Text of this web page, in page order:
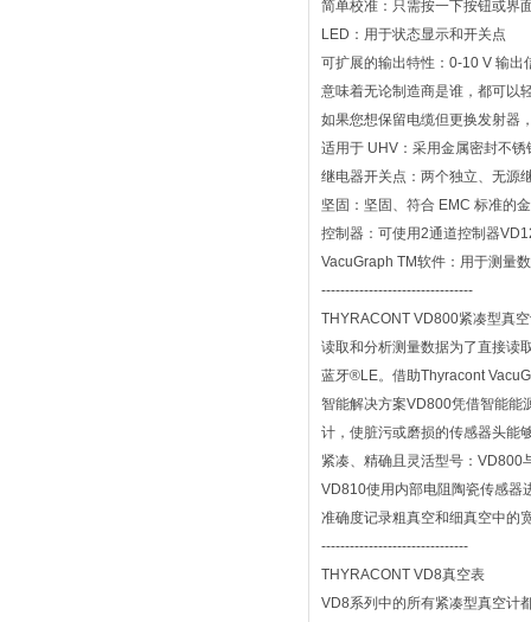
简单校准：只需按一下按钮或界
LED：用于状态显示和开关点
可扩展的输出特性：0-10 V 输出
意味着无论制造商是谁，都可以
如果您想保留电缆但更换发射器
适用于 UHV：采用金属密封不
继电器开关点：两个独立、无源
坚固：坚固、符合 EMC 标准的
控制器：可使用2通道控制器
VacuGraph TM软件：用于测量
--------------------------------
THYRACONT VD800紧凑型真
读取和分析测量数据为了直接读
蓝牙®LE。借助Thyracont
智能解决方案VD800凭借智能能
计，使脏污或磨损的传感器头能
紧凑、精确且灵活型号：VD800
VD810使用内部电阻陶瓷传感器
准确度记录粗真空和细真空中的
-------------------------------
THYRACONT VD8真空表
VD8系列中的所有紧凑型真空计